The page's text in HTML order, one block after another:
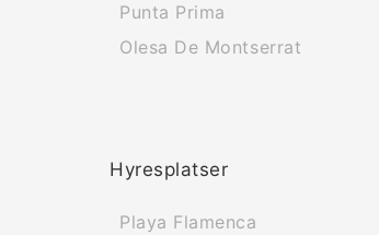
Punta Prima
Olesa De Montserrat
Hyresplatser
Playa Flamenca